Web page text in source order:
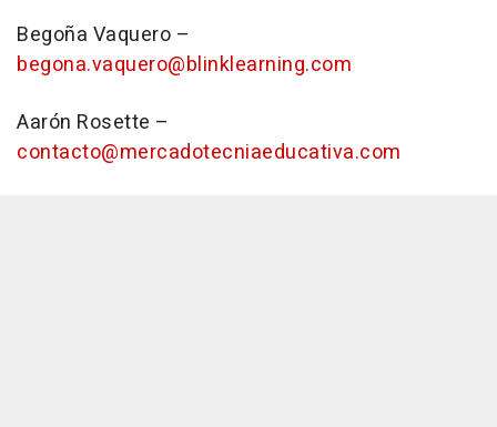
Begoña Vaquero –
begona.vaquero@blinklearning.com
Aarón Rosette –
contacto@mercadotecniaeducativa.com